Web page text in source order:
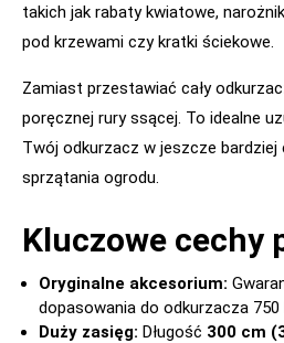
takich jak rabaty kwiatowe,
pod krzewami czy kratki ściekowe.
Zamiast przestawiać cały
poręcznej rury ssącej. To idealne
Twój odkurzacz w jeszcze
sprzątania ogrodu.
Kluczowe cechy
Oryginalne akcesorium:
dopasowania do odkurzacza 750
Duży zasięg: Długość 300 cm